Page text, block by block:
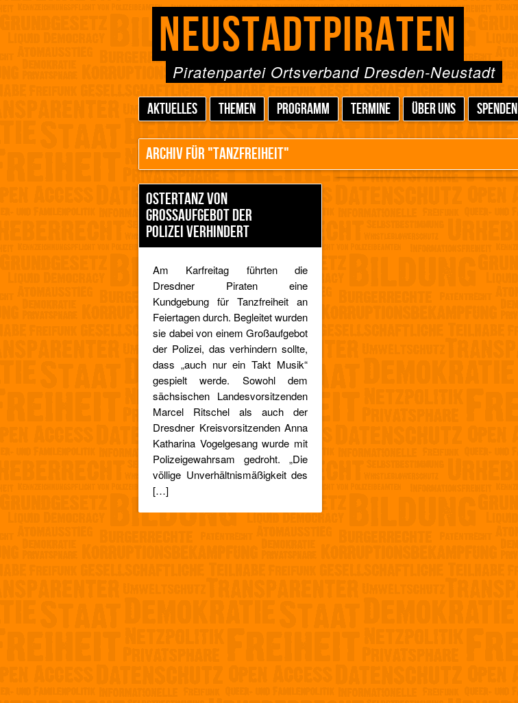
NEUSTADTPIRATEN
Piratenpartei Ortsverband Dresden-Neustadt
AKTUELLES THEMEN PROGRAMM TERMINE ÜBER UNS SPENDEN
ARCHIV FÜR "TANZFREIHEIT"
OSTERTANZ VON
GROSSAUFGEBOT DER P
OLIZEI VERHINDERT
Am Karfreitag führten die
Dresdner Piraten eine
Kundgebung für Tanzfreiheit an
Feiertagen durch. Begleitet wurden
sie dabei von einem Großaufgebot
der Polizei, das verhindern sollte,
dass „auch nur ein Takt Musik“
gespielt werde. Sowohl dem
sächsischen Landesvorsitzenden
Marcel Ritschel als auch der
Dresdner Kreisvorsitzenden Anna
Katharina Vogelgesang wurde mit
Polizeigewahrsam gedroht. „Die
völlige Unverhältnismäßigkeit des
[…]